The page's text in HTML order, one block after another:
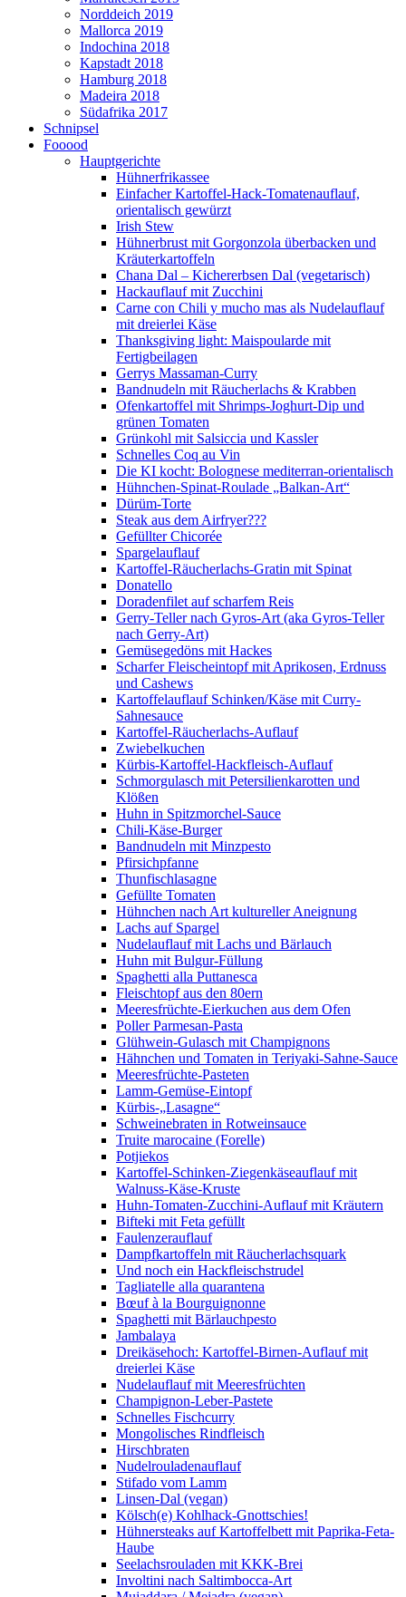
Norddeich 2019
Mallorca 2019
Indochina 2018
Kapstadt 2018
Hamburg 2018
Madeira 2018
Südafrika 2017
Schnipsel
Fooood
Hauptgerichte
Hühnerfrikassee
Einfacher Kartoffel-Hack-Tomatenauflauf,
orientalisch gewürzt
Irish Stew
Hühnerbrust mit Gorgonzola überbacken und
Kräuterkartoffeln
Chana Dal – Kichererbsen Dal (vegetarisch)
Hackauflauf mit Zucchini
Carne con Chili y mucho mas als Nudelauflauf
mit dreierlei Käse
Thanksgiving light: Maispoularde mit
Fertigbeilagen
Gerrys Massaman-Curry
Bandnudeln mit Räucherlachs & Krabben
Ofenkartoffel mit Shrimps-Joghurt-Dip und
grünen Tomaten
Grünkohl mit Salsiccia und Kassler
Schnelles Coq au Vin
Die KI kocht: Bolognese mediterran-orientalisch
Hühnchen-Spinat-Roulade „Balkan-Art“
Dürüm-Torte
Steak aus dem Airfryer???
Gefüllter Chicorée
Spargelauflauf
Kartoffel-Räucherlachs-Gratin mit Spinat
Donatello
Doradenfilet auf scharfem Reis
Gerry-Teller nach Gyros-Art (aka Gyros-Teller
nach Gerry-Art)
Gemüsegedöns mit Hackes
Scharfer Fleischeintopf mit Aprikosen, Erdnuss
und Cashews
Kartoffelauflauf Schinken/Käse mit Curry-
Sahnesauce
Kartoffel-Räucherlachs-Auflauf
Zwiebelkuchen
Kürbis-Kartoffel-Hackfleisch-Auflauf
Schmorgulasch mit Petersilienkarotten und
Klößen
Huhn in Spitzmorchel-Sauce
Chili-Käse-Burger
Bandnudeln mit Minzpesto
Pfirsichpfanne
Thunfischlasagne
Gefüllte Tomaten
Hühnchen nach Art kultureller Aneignung
Lachs auf Spargel
Nudelauflauf mit Lachs und Bärlauch
Huhn mit Bulgur-Füllung
Spaghetti alla Puttanesca
Fleischtopf aus den 80ern
Meeresfrüchte-Eierkuchen aus dem Ofen
Poller Parmesan-Pasta
Glühwein-Gulasch mit Champignons
Hähnchen und Tomaten in Teriyaki-Sahne-Sauce
Meeresfrüchte-Pasteten
Lamm-Gemüse-Eintopf
Kürbis-„Lasagne“
Schweinebraten in Rotweinsauce
Truite marocaine (Forelle)
Potjiekos
Kartoffel-Schinken-Ziegenkäseauflauf mit
Walnuss-Käse-Kruste
Huhn-Tomaten-Zucchini-Auflauf mit Kräutern
Bifteki mit Feta gefüllt
Faulenzerauflauf
Dampfkartoffeln mit Räucherlachsquark
Und noch ein Hackfleischstrudel
Tagliatelle alla quarantena
Bœuf à la Bourguignonne
Spaghetti mit Bärlauchpesto
Jambalaya
Dreikäsehoch: Kartoffel-Birnen-Auflauf mit
dreierlei Käse
Nudelauflauf mit Meeresfrüchten
Champignon-Leber-Pastete
Schnelles Fischcurry
Mongolisches Rindfleisch
Hirschbraten
Nudelrouladenauflauf
Stifado vom Lamm
Linsen-Dal (vegan)
Kölsch(e) Kohlhack-Gnottschies!
Hühnersteaks auf Kartoffelbett mit Paprika-Feta-
Haube
Seelachsrouladen mit KKK-Brei
Involtini nach Saltimbocca-Art